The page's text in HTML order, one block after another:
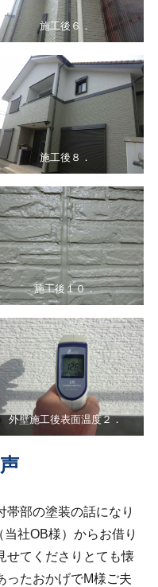
施工後６．
施工後８．
施工後１０．
外壁施工後表面温度２．
帯部の塗装の話になり
社OB様）からお借り
せてくださりとても懐
ったおかげでM様ご夫